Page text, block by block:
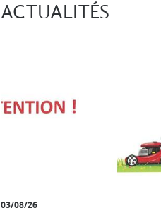
ACTUALITÉS
03/08/26